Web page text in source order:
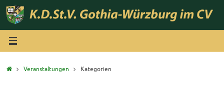
Zum
Inhalt
springen
StartVeranstaltungen Kategorien